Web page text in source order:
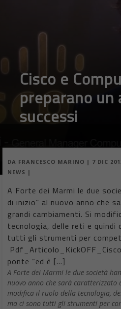
Cisco e
preparano un
successi
DA FRANCESCO MARINO | 7 DIC
NEWS |
A Forte dei Marmi le due
di inizio” al nuovo anno che
grandi cambiamenti. Si
tecnologia, delle reti e quindi
tutti gli strumenti per
ponte “ed è […]
A Forte dei Marmi le due società
nuovo anno che sarà caratterizzato
modifica il ruolo della tecnologia,
ma ci sono tutti gli strumenti per